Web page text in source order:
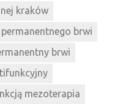
kraków
brwi
brwi
mezoterapia